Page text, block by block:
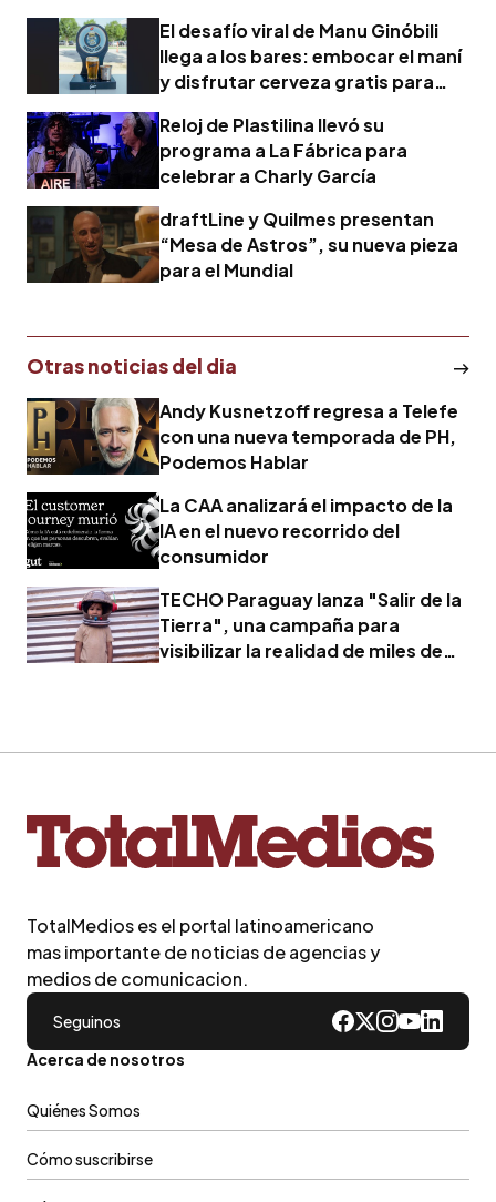
El desafío viral de Manu Ginóbili
llega a los bares: embocar el maní
y disfrutar cerveza gratis para
Reloj de Plastilina llevó su
programa a La Fábrica para
celebrar a Charly García
draftLine y Quilmes presentan
“Mesa de Astros”, su nueva pieza
para el Mundial
Otras noticias del dia
Andy Kusnetzoff regresa a Telefe
con una nueva temporada de PH,
Podemos Hablar
La CAA analizará el impacto de la
IA en el nuevo recorrido del
consumidor
TECHO Paraguay lanza "Salir de la
Tierra", una campaña para
visibilizar la realidad de miles de
TotalMedios es el portal latinoamericano
mas importante de noticias de agencias y
medios de comunicacion.
Seguinos
Acerca de nosotros
Quiénes Somos
Cómo suscribirse